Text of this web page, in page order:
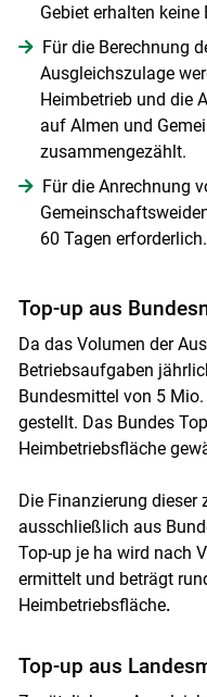
Gebiet erhalten keine
Für die Berechnung
Ausgleichszulage
Heimbetrieb und die
auf Almen und
zusammengezählt.
Für die Anrechnung
60 Tagen erforderlich.
Top-up aus
Da das Volumen der
Betriebsaufgaben
Bundesmittel von 5
gestellt. Das Bundes
Heimbetriebsfläche
Die Finanzierung
ausschließlich aus
Top-up je ha wird nach
ermittelt und beträgt
Heimbetriebsfläche.
Top-up aus